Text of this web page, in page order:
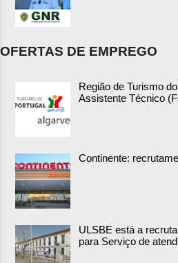
OFERTAS DE EMPREGO
Região de Turismo
Assistente Técnico
Continente:
ULSBE está a
para Serviço de